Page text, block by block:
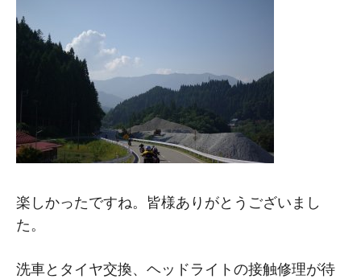
楽しかったですね。皆様ありがとうございまし
た。
洗車とタイヤ交換、ヘッドライトの接触修理が待